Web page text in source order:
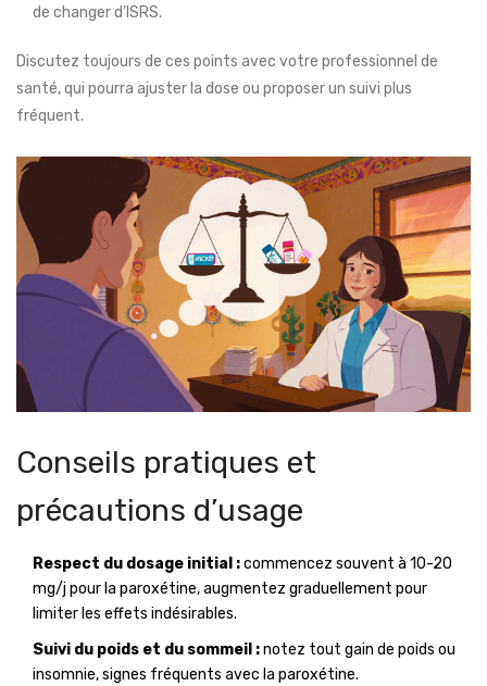
de changer d’ISRS.
Discutez toujours de ces points avec votre professionnel de
santé, qui pourra ajuster la dose ou proposer un suivi plus
fréquent.
Conseils pratiques et
précautions d’usage
Respect du dosage initial :commencez souvent à 10-20
mg/j pour la paroxétine, augmentez graduellement pour
limiter les effets indésirables.
Suivi du poids et du sommeil :notez tout gain de poids ou
insomnie, signes fréquents avec la paroxétine.